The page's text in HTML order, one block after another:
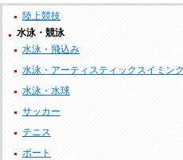
陸上競技
水泳・競泳
水泳・飛込み
水泳・アーティスティックスイミン
水泳・水球
サッカー
テニス
ボート